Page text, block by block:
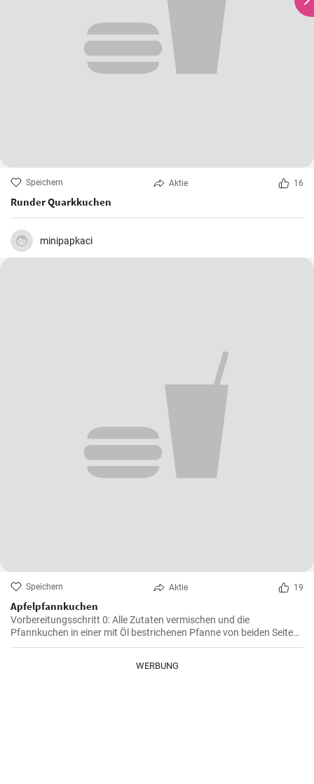
Speichern Aktie 16
Runder Quarkkuchen
minipapkaci
Speichern Aktie 19
Apfelpfannkuchen
Vorbereitungsschritt 0: Alle Zutaten vermischen und die
Pfannkuchen in einer mit Öl bestrichenen Pfanne von beiden Seiten
braten.
WERBUNG